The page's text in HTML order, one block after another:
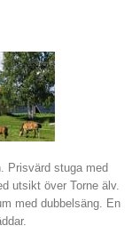
Prisvärd stuga med
utsikt över Torne älv.
med dubbelsäng. En